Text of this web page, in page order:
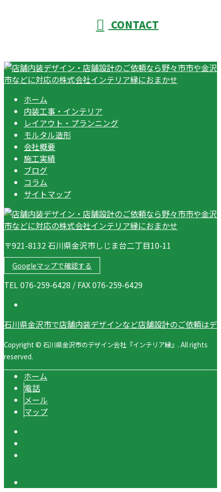
CONTACT
ホーム
内装工事・インテリア
レイアウト・プランニング
モルタル造形
会社概要
施工実績
ブログ
コラム
サイトマップ
〒921-8132 石川県金沢市しじま台二丁目10-11
Googleマップで確認する
TEL 076-259-6428 / FAX 076-259-6429
石川県金沢市で店舗内装デザインなど店舗設計のご依頼は
Copyright © 石川県金沢市のデザイン会社『インテリア縁』. All rights
reserved.
ホーム
電話
メール
マップ